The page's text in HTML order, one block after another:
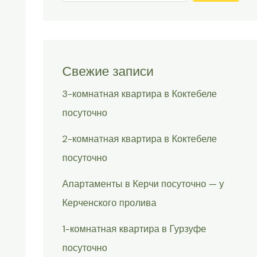
Свежие записи
3-комнатная квартира в Коктебеле
посуточно
2-комнатная квартира в Коктебеле
посуточно
Апартаменты в Керчи посуточно — у
Керченского пролива
1-комнатная квартира в Гурзуфе
посуточно